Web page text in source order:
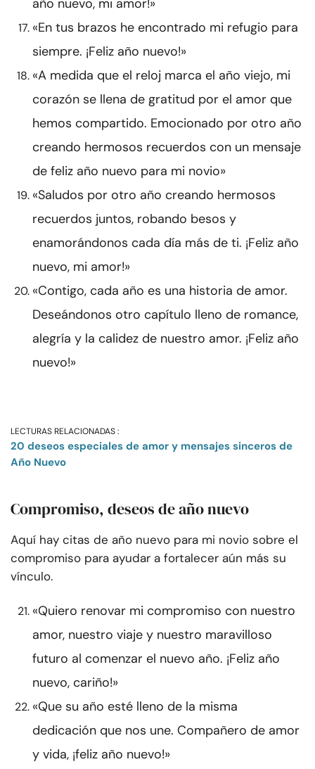
año nuevo, mi amor!»
«En tus brazos he encontrado mi refugio para
siempre. ¡Feliz año nuevo!»
«A medida que el reloj marca el año viejo, mi
corazón se llena de gratitud por el amor que
hemos compartido. Emocionado por otro año
creando hermosos recuerdos con un mensaje
de feliz año nuevo para mi novio»
«Saludos por otro año creando hermosos
recuerdos juntos, robando besos y
enamorándonos cada día más de ti. ¡Feliz año
nuevo, mi amor!»
«Contigo, cada año es una historia de amor.
Deseándonos otro capítulo lleno de romance,
alegría y la calidez de nuestro amor. ¡Feliz año
nuevo!»
LECTURAS RELACIONADAS :
20 deseos especiales de amor y mensajes sinceros de
Año Nuevo
Compromiso, deseos de año nuevo
Aquí hay citas de año nuevo para mi novio sobre el
compromiso para ayudar a fortalecer aún más su
vínculo.
«Quiero renovar mi compromiso con nuestro
amor, nuestro viaje y nuestro maravilloso
futuro al comenzar el nuevo año. ¡Feliz año
nuevo, cariño!»
«Que su año esté lleno de la misma
dedicación que nos une. Compañero de amor
y vida, ¡feliz año nuevo!»